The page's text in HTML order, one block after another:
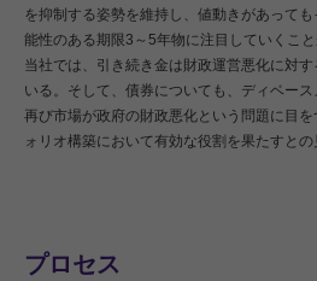
を抑制する姿勢を維持し、値動きがあって
能性のある期限3～5年物に注目していくこ
当社では、引き続き金は財政運営悪化に対
いる。そして、債券についても、ディベース
再び市場が政府の財政悪化という問題に目
ォリオ構築において有効な役割を果たすとの
プロセス